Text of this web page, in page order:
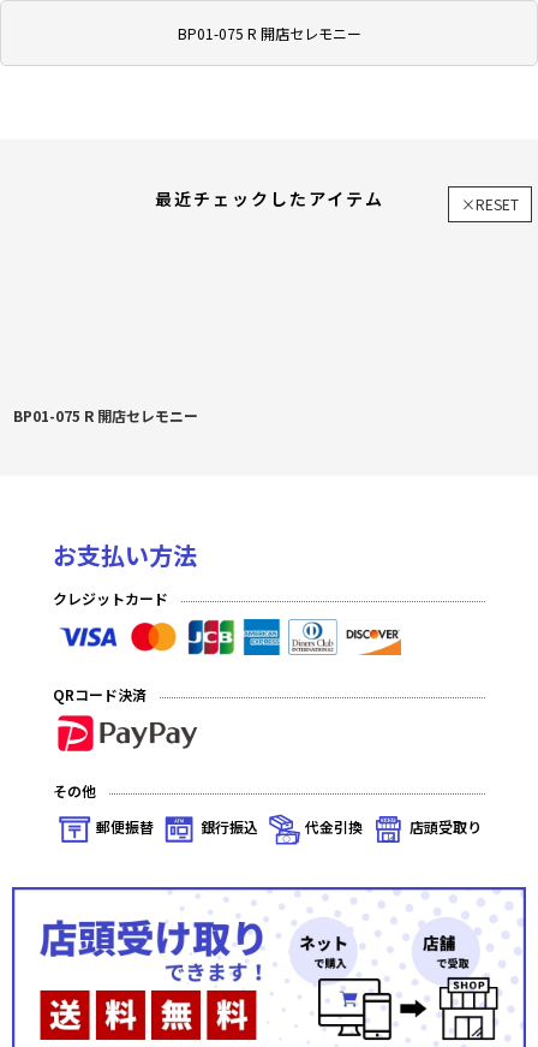
BP01-075 R 開店セレモニー
最近チェックしたアイテム ×RESET
BP01-075 R 開店セレモニー
お支払い方法
クレジットカード
QRコード決済
その他
郵便振替
銀行振込 代金引換 店頭受取り